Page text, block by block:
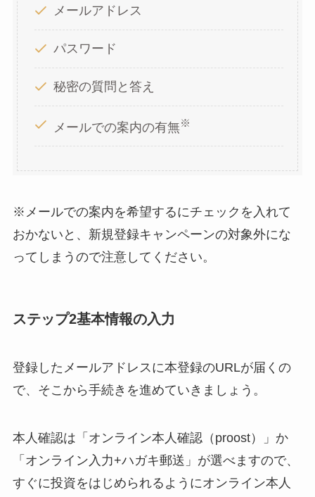
メールアドレス
パスワード
秘密の質問と答え
メールでの案内の有無※
※メールでの案内を希望するにチェックを入れて
おかないと、新規登録キャンペーンの対象外にな
ってしまうので注意してください。
ステップ2基本情報の入力
登録したメールアドレスに本登録のURLが届くの
で、そこから手続きを進めていきましょう。
本人確認は「オンライン本人確認（proost）」か
「オンライン入力+ハガキ郵送」が選べますので、
すぐに投資をはじめられるようにオンライン本人